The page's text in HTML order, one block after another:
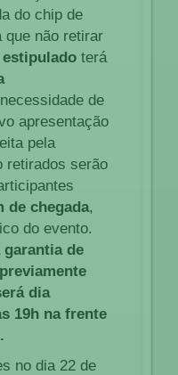
do chip de
que não retirar
terá
de
apresentação
pela
retirados serão
de chegada,
do evento.
garantia de
dia
19h na frente
no dia 22 de